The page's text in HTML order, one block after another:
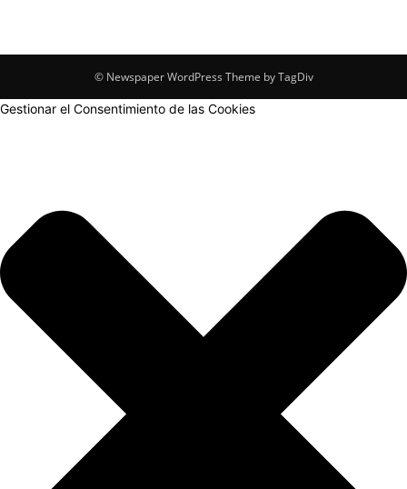
© Newspaper WordPress Theme by TagDiv
Gestionar el Consentimiento de las Cookies